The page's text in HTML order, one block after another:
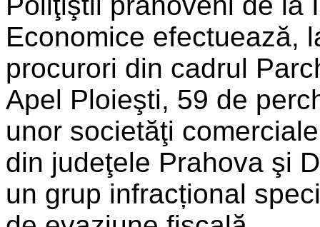
Economice efectuează,
procurori din cadrul
Apel Ploieşti, 59 de
unor societăţi
din judeţele Prahova şi
un grup infracțional